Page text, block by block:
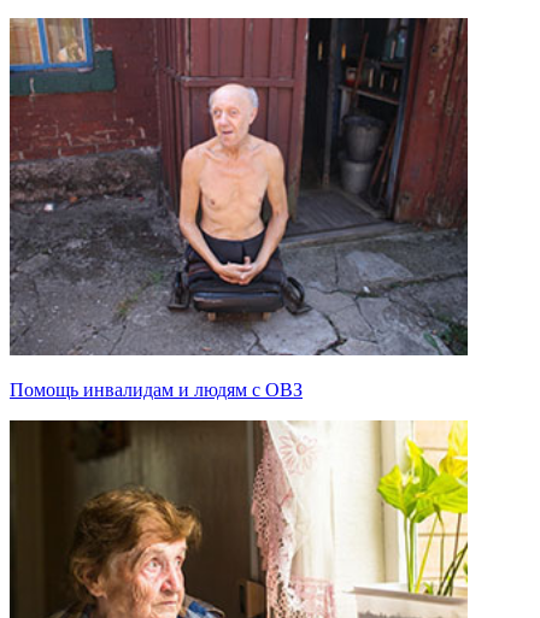
Помощь инвалидам и людям с ОВЗ